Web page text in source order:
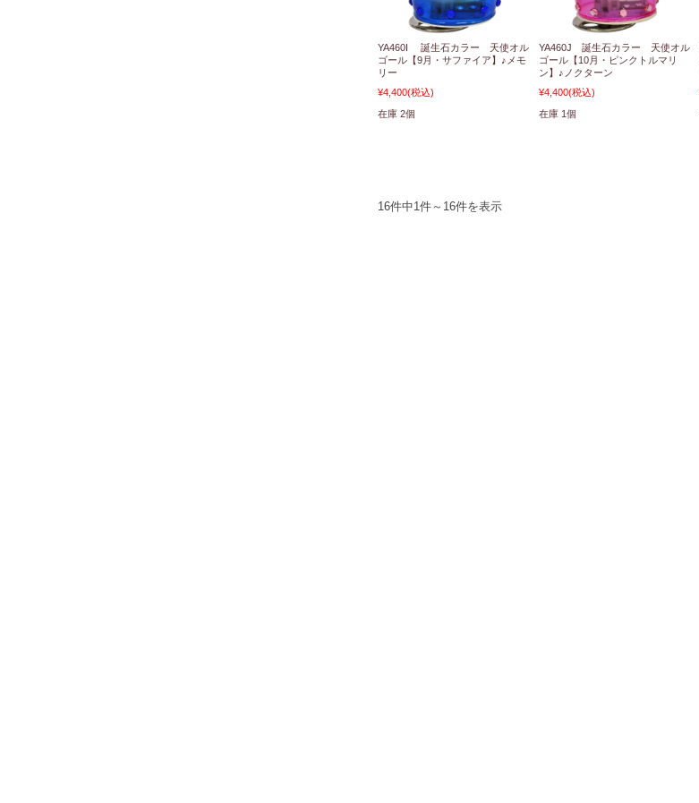
YA460I 誕生石カラー 天使オル
ゴール【9月・サファイア】♪メモ
リー
¥4,400(税込)
在庫 2個
YA460J 誕生石カラー 天使オル
ゴール【10月・ピンクトルマリ
ン】♪ノクターン
¥4,400(税込)
在庫 1個
16件中1件～16件を表示